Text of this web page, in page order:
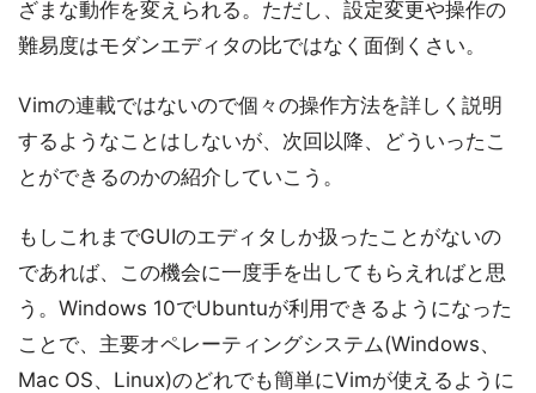
ざまな動作を変えられる。ただし、設定変更や操作の
難易度はモダンエディタの比ではなく面倒くさい。
Vimの連載ではないので個々の操作方法を詳しく説明
するようなことはしないが、次回以降、どういったこ
とができるのかの紹介していこう。
もしこれまでGUIのエディタしか扱ったことがないの
であれば、この機会に一度手を出してもらえればと思
う。Windows 10でUbuntuが利用できるようになった
ことで、主要オペレーティングシステム(Windows、
Mac OS、Linux)のどれでも簡単にVimが使えるように